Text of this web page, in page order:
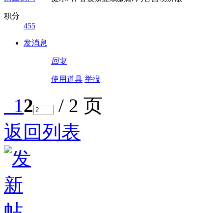
积分
455
发消息
回复
使用道具 举报
12
/ 2 页
返回列表